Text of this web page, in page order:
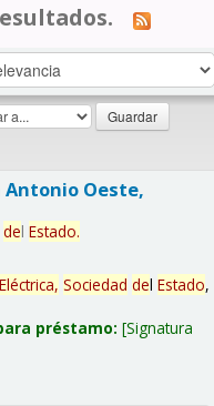
Oeste,
del Estado.
Eléctrica, Sociedad del Estado,
préstamo: Signatura